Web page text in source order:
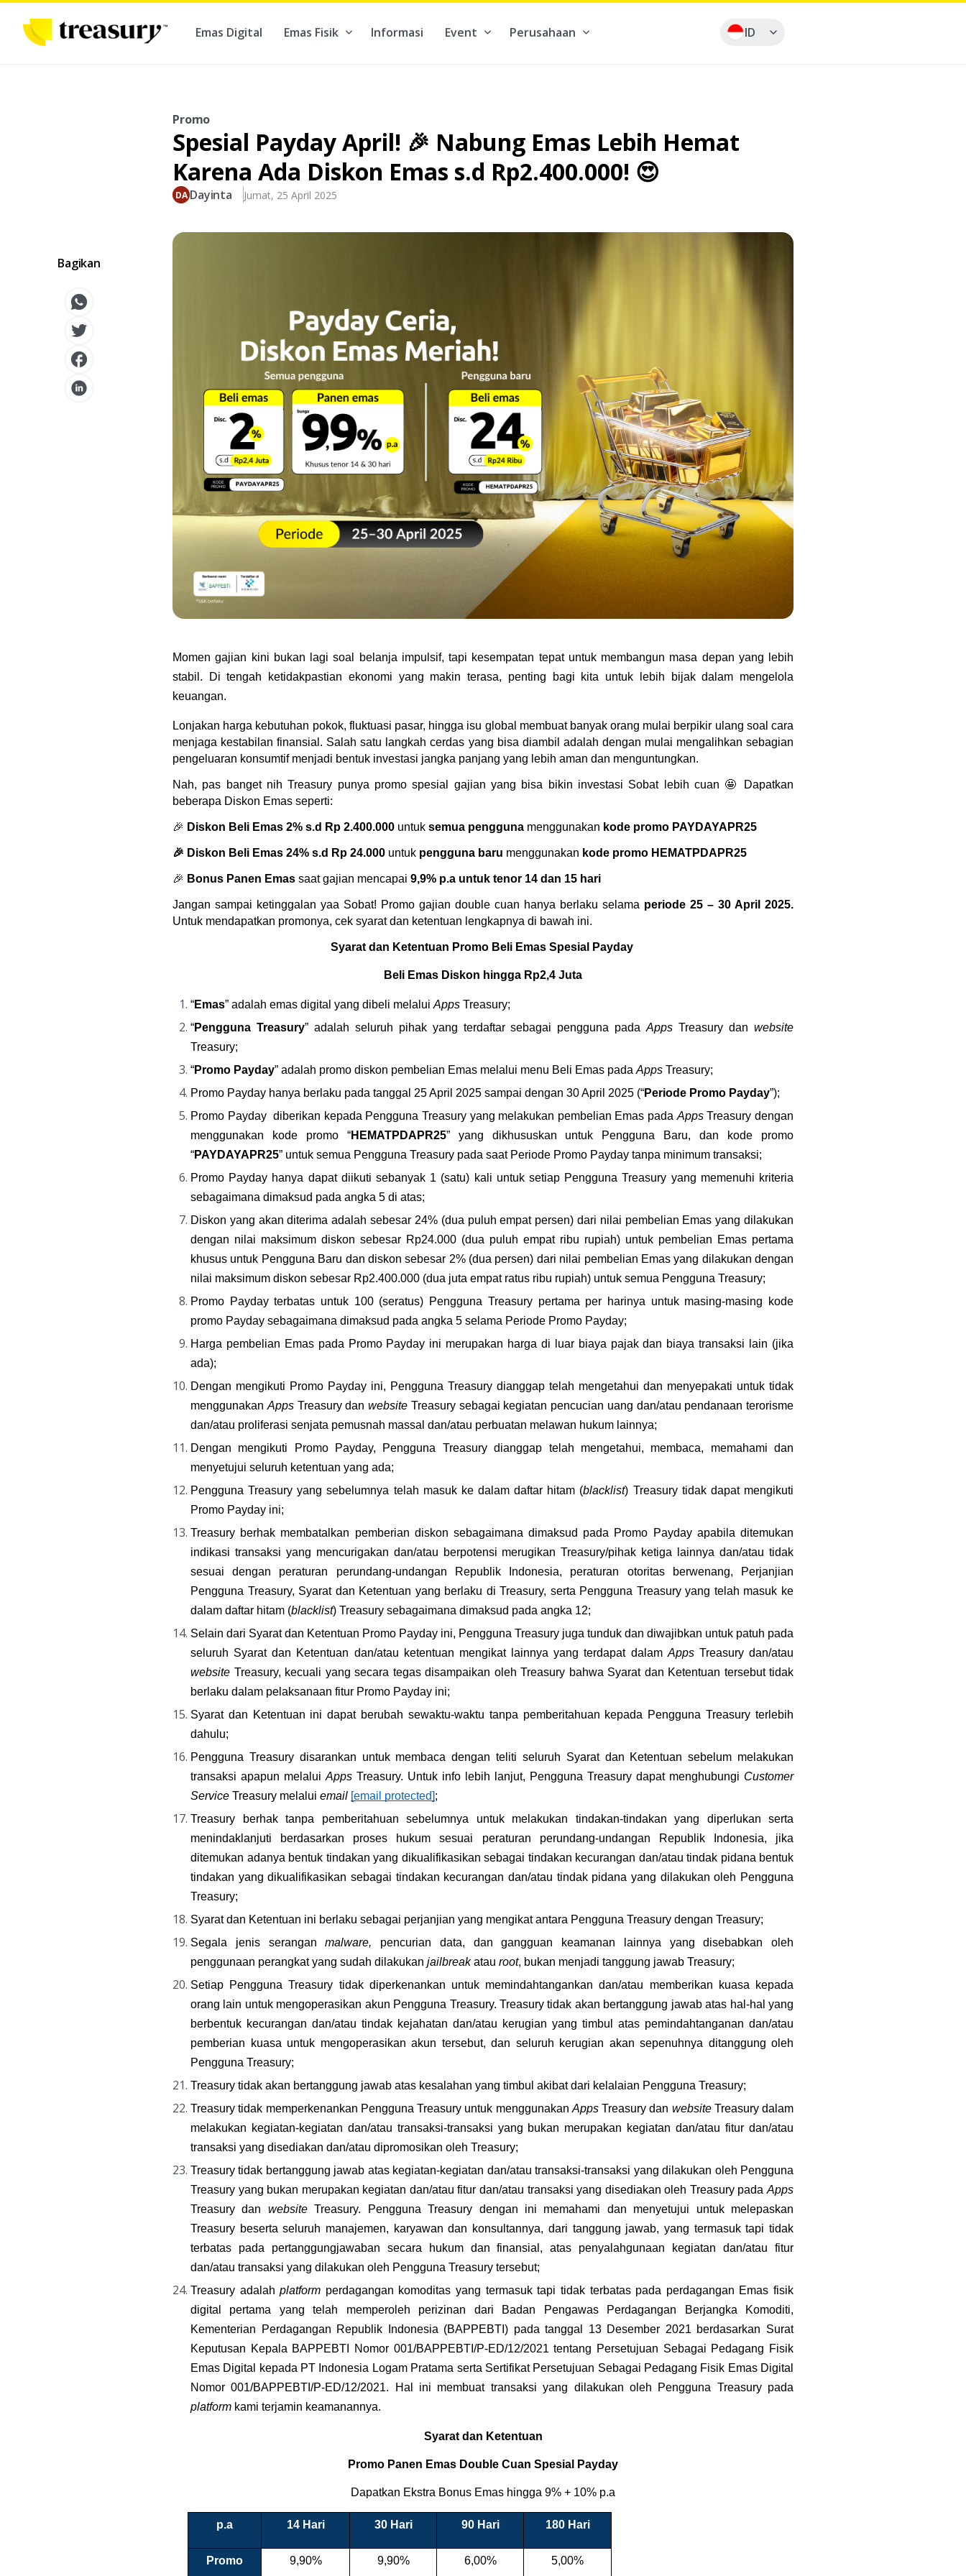
Emas Digital Emas Fisik Informasi Event Perusahaan ID
Bagikan
Promo
Spesial Payday April! 🎉 Nabung Emas Lebih Hemat
Karena Ada Diskon Emas s.d Rp2.400.000! 😍
Dayinta Jumat, 25 April 2025
Momen gajian kini bukan lagi soal belanja impulsif, tapi kesempatan tepat untuk membangun masa depan yang lebih
stabil. Di tengah ketidakpastian ekonomi yang makin terasa, penting bagi kita untuk lebih bijak dalam mengelola
keuangan.
Lonjakan harga kebutuhan pokok, fluktuasi pasar, hingga isu global membuat banyak orang mulai berpikir ulang soal cara
menjaga kestabilan finansial. Salah satu langkah cerdas yang bisa diambil adalah dengan mulai mengalihkan sebagian
pengeluaran konsumtif menjadi bentuk investasi jangka panjang yang lebih aman dan menguntungkan.
Nah, pas banget nih Treasury punya promo spesial gajian yang bisa bikin investasi Sobat lebih cuan 🤩 Dapatkan
beberapa Diskon Emas seperti:
🎉 Diskon Beli Emas 2% s.d Rp 2.400.000 untuk semua pengguna menggunakan kode promo PAYDAYAPR25
🎉 Diskon Beli Emas 24% s.d Rp 24.000 untuk pengguna baru menggunakan kode promo HEMATPDAPR25
🎉 Bonus Panen Emas saat gajian mencapai 9,9% p.a untuk tenor 14 dan 15 hari
Jangan sampai ketinggalan yaa Sobat! Promo gajian double cuan hanya berlaku selama
Untuk mendapatkan promonya, cek syarat dan ketentuan lengkapnya di bawah ini.
Syarat dan Ketentuan Promo Beli Emas Spesial Payday
Beli Emas Diskon hingga Rp2,4 Juta
“Emas” adalah emas digital yang dibeli melalui Apps Treasury;
“Pengguna Treasury” adalah seluruh pihak yang terdaftar sebagai pengguna pada Apps Treasury dan
Treasury;
“Promo Payday” adalah promo diskon pembelian Emas melalui menu Beli Emas pada Apps Treasury;
Promo Payday hanya berlaku pada tanggal 25 April 2025 sampai dengan 30 April 2025 (“Periode Promo Payday”);
Promo Payday  diberikan kepada Pengguna Treasury yang melakukan pembelian Emas pada Apps Treasury dengan
menggunakan kode promo “HEMATPDAPR25” yang dikhususkan untuk Pengguna Baru, dan kode promo
“PAYDAYAPR25” untuk semua Pengguna Treasury pada saat Periode Promo Payday tanpa minimum transaksi;
Promo Payday hanya dapat diikuti sebanyak 1 (satu) kali untuk setiap Pengguna Treasury yang memenuhi kriteria
sebagaimana dimaksud pada angka 5 di atas;
Diskon yang akan diterima adalah sebesar 24% (dua puluh empat persen) dari nilai pembelian Emas yang dilakukan
dengan nilai maksimum diskon sebesar Rp24.000 (dua puluh empat ribu rupiah) untuk pembelian Emas pertama
khusus untuk Pengguna Baru dan diskon sebesar 2% (dua persen) dari nilai pembelian Emas yang dilakukan dengan
nilai maksimum diskon sebesar Rp2.400.000 (dua juta empat ratus ribu rupiah) untuk semua Pengguna Treasury;
Promo Payday terbatas untuk 100 (seratus) Pengguna Treasury pertama per harinya untuk masing-masing kode
promo Payday sebagaimana dimaksud pada angka 5 selama Periode Promo Payday;
Harga pembelian Emas pada Promo Payday ini merupakan harga di luar biaya pajak dan biaya transaksi lain (jika
ada);
Dengan mengikuti Promo Payday ini, Pengguna Treasury dianggap telah mengetahui dan menyepakati untuk tidak
menggunakan Apps Treasury dan website Treasury sebagai kegiatan pencucian uang dan/atau pendanaan terorisme
dan/atau proliferasi senjata pemusnah massal dan/atau perbuatan melawan hukum lainnya;
Dengan mengikuti Promo Payday, Pengguna Treasury dianggap telah mengetahui, membaca, memahami dan
menyetujui seluruh ketentuan yang ada;
Pengguna Treasury yang sebelumnya telah masuk ke dalam daftar hitam (blacklist) Treasury tidak dapat mengikuti
Promo Payday ini;
Treasury berhak membatalkan pemberian diskon sebagaimana dimaksud pada Promo Payday apabila ditemukan
indikasi transaksi yang mencurigakan dan/atau berpotensi merugikan Treasury/pihak ketiga lainnya dan/atau tidak
sesuai dengan peraturan perundang-undangan Republik Indonesia, peraturan otoritas berwenang, Perjanjian
Pengguna Treasury, Syarat dan Ketentuan yang berlaku di Treasury, serta Pengguna Treasury yang telah masuk ke
dalam daftar hitam (blacklist) Treasury sebagaimana dimaksud pada angka 12;
Selain dari Syarat dan Ketentuan Promo Payday ini, Pengguna Treasury juga tunduk dan diwajibkan untuk patuh pada
seluruh Syarat dan Ketentuan dan/atau ketentuan mengikat lainnya yang terdapat dalam Apps
website Treasury, kecuali yang secara tegas disampaikan oleh Treasury bahwa Syarat dan Ketentuan tersebut tidak
berlaku dalam pelaksanaan fitur Promo Payday ini;
Syarat dan Ketentuan ini dapat berubah sewaktu-waktu tanpa pemberitahuan kepada Pengguna Treasury terlebih
dahulu;
Pengguna Treasury disarankan untuk membaca dengan teliti seluruh Syarat dan Ketentuan sebelum melakukan
transaksi apapun melalui Apps Treasury. Untuk info lebih lanjut, Pengguna Treasury dapat menghubungi Customer
Service Treasury melalui email [email protected];
Treasury berhak tanpa pemberitahuan sebelumnya untuk melakukan tindakan-tindakan yang diperlukan serta
menindaklanjuti berdasarkan proses hukum sesuai peraturan perundang-undangan Republik Indonesia, jika
ditemukan adanya bentuk tindakan yang dikualifikasikan sebagai tindakan kecurangan dan/atau tindak pidana bentuk
tindakan yang dikualifikasikan sebagai tindakan kecurangan dan/atau tindak pidana yang dilakukan oleh Pengguna
Treasury;
Syarat dan Ketentuan ini berlaku sebagai perjanjian yang mengikat antara Pengguna Treasury dengan Treasury;
Segala jenis serangan malware, pencurian data, dan gangguan keamanan lainnya yang disebabkan oleh
penggunaan perangkat yang sudah dilakukan jailbreak atau root, bukan menjadi tanggung jawab Treasury;
Setiap Pengguna Treasury tidak diperkenankan untuk memindahtangankan dan/atau memberikan kuasa kepada
orang lain untuk mengoperasikan akun Pengguna Treasury. Treasury tidak akan bertanggung jawab atas hal-hal yang
berbentuk kecurangan dan/atau tindak kejahatan dan/atau kerugian yang timbul atas pemindahtanganan dan/atau
pemberian kuasa untuk mengoperasikan akun tersebut, dan seluruh kerugian akan sepenuhnya ditanggung oleh
Pengguna Treasury;
Treasury tidak akan bertanggung jawab atas kesalahan yang timbul akibat dari kelalaian Pengguna Treasury;
Treasury tidak memperkenankan Pengguna Treasury untuk menggunakan Apps Treasury dan website Treasury dalam
melakukan kegiatan-kegiatan dan/atau transaksi-transaksi yang bukan merupakan kegiatan dan/atau fitur dan/atau
transaksi yang disediakan dan/atau dipromosikan oleh Treasury;
Treasury tidak bertanggung jawab atas kegiatan-kegiatan dan/atau transaksi-transaksi yang dilakukan oleh Pengguna
Treasury yang bukan merupakan kegiatan dan/atau fitur dan/atau transaksi yang disediakan oleh Treasury pada Apps
Treasury dan website Treasury. Pengguna Treasury dengan ini memahami dan menyetujui untuk melepaskan
Treasury beserta seluruh manajemen, karyawan dan konsultannya, dari tanggung jawab, yang termasuk tapi tidak
terbatas pada pertanggungjawaban secara hukum dan finansial, atas penyalahgunaan kegiatan dan/atau fitur
dan/atau transaksi yang dilakukan oleh Pengguna Treasury tersebut;
Treasury adalah platform perdagangan komoditas yang termasuk tapi tidak terbatas pada perdagangan Emas fisik
digital pertama yang telah memperoleh perizinan dari Badan Pengawas Perdagangan Berjangka Komoditi,
Kementerian Perdagangan Republik Indonesia (BAPPEBTI) pada tanggal 13 Desember 2021 berdasarkan Surat
Keputusan Kepala BAPPEBTI Nomor 001/BAPPEBTI/P-ED/12/2021 tentang Persetujuan Sebagai Pedagang Fisik
Emas Digital kepada PT Indonesia Logam Pratama serta Sertifikat Persetujuan Sebagai Pedagang Fisik Emas Digital
platform kami terjamin keamanannya.
Syarat dan Ketentuan
Promo Panen Emas Double Cuan Spesial Payday
Dapatkan Ekstra Bonus Emas hingga 9% + 10% p.a
p.a 14 Hari 30 Hari 90 Hari 180 Hari
Promo 9,90% 9,90% 6,00% 5,00%